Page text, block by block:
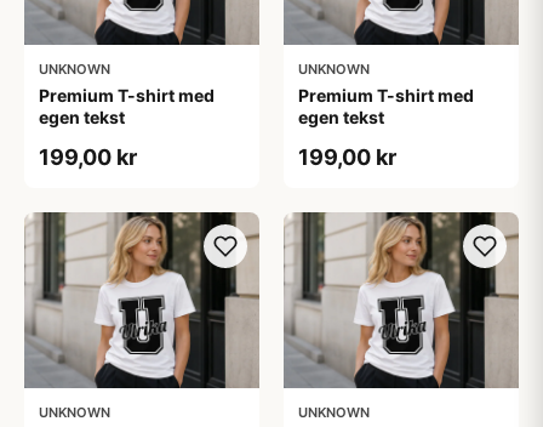
UNKNOWN
Premium T-shirt med
egen tekst
199,00 kr
UNKNOWN
Premium T-shirt med
egen tekst
199,00 kr
UNKNOWN UNKNOWN